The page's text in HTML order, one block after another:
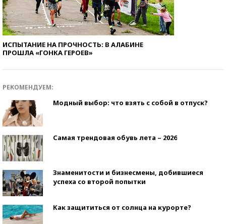
ИСПЫТАНИЕ НА ПРОЧНОСТЬ: В АЛАБИНЕ
ПРОШЛА «ГОНКА ГЕРОЕВ»
РЕКОМЕНДУЕМ:
Модный выбор: что взять с собой в отпуск?
Самая трендовая обувь лета – 2026
Знаменитости и бизнесмены, добившиеся
успеха со второй попытки
Как защититься от солнца на курорте?